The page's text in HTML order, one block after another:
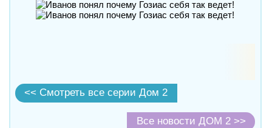
<< Смотреть все серии Дом 2
Все новости ДОМ 2 >>